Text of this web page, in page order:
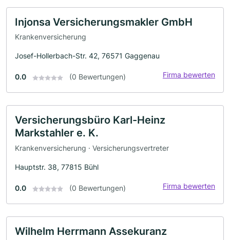
Injonsa Versicherungsmakler GmbH
Krankenversicherung
Josef-Hollerbach-Str. 42, 76571 Gaggenau
0.0 (0 Bewertungen) Firma bewerten
Versicherungsbüro Karl-Heinz
Markstahler e. K.
Krankenversicherung · Versicherungsvertreter
Hauptstr. 38, 77815 Bühl
0.0 (0 Bewertungen) Firma bewerten
Wilhelm Herrmann Assekuranz